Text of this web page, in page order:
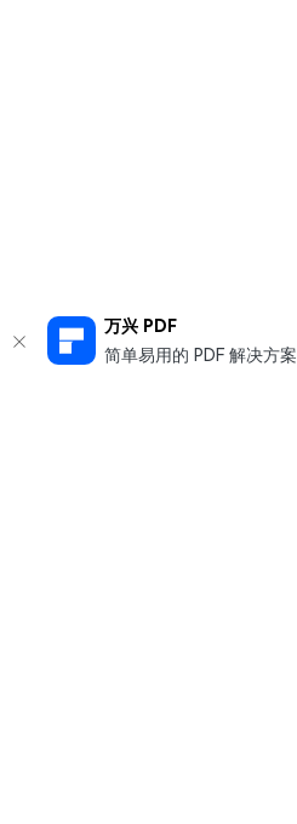
万兴 PDF
简单易用的 PDF 解决方案